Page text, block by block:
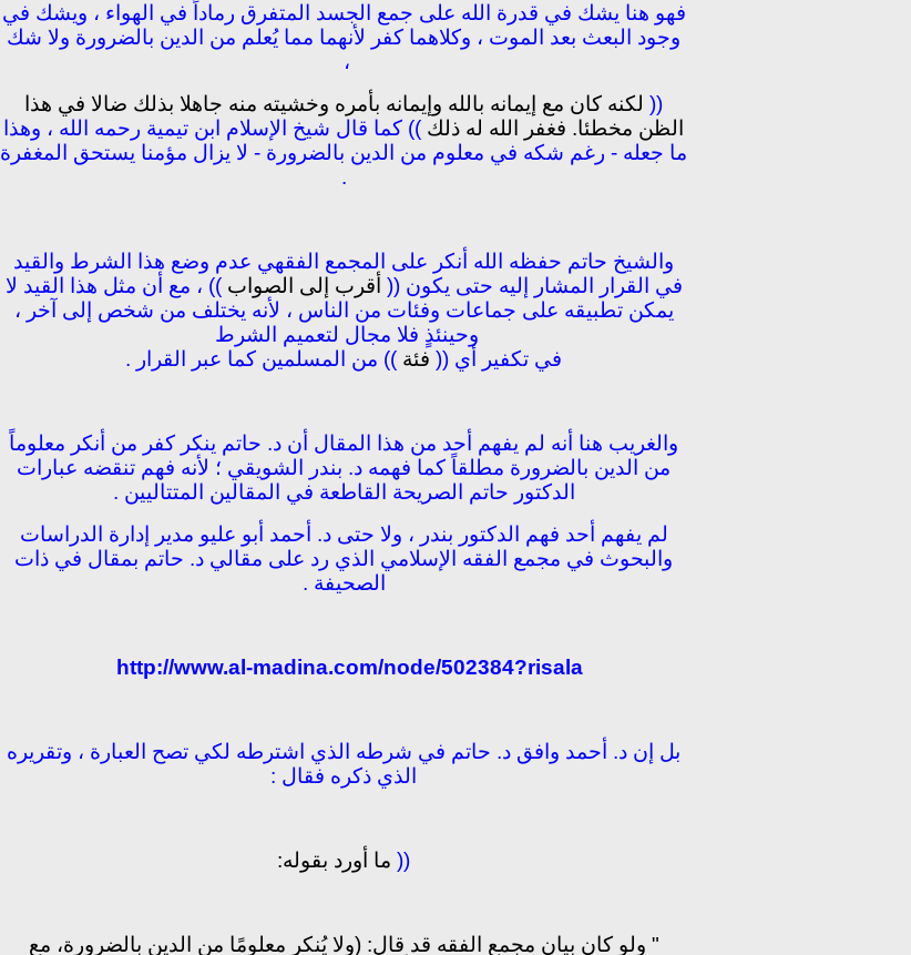
فهو هنا يشك في قدرة الله على جمع الجسد المتفرق رماداً في الهواء ، ويشك في
وجود البعث بعد الموت ، وكلاهما كفر لأنهما مما يُعلم من الدين بالضرورة ولا شك
،
(( لكنه كان مع إيمانه بالله وإيمانه بأمره وخشيته منه جاهلا بذلك ضالا في هذا
الظن مخطئا. فغفر الله له ذلك )) كما قال شيخ الإسلام ابن تيمية رحمه الله ، وهذا
ما جعله - رغم شكه في معلوم من الدين بالضرورة - لا يزال مؤمنا يستحق المغفرة
.
والشيخ حاتم حفظه الله أنكر على المجمع الفقهي عدم وضع هذا الشرط والقيد
في القرار المشار إليه حتى يكون (( أقرب إلى الصواب )) ، مع أن مثل هذا القيد لا
يمكن تطبيقه على جماعات وفئات من الناس ، لأنه يختلف من شخص إلى آخر ،
وحينئذٍ فلا مجال لتعميم الشرط
في تكفير أي (( فئة )) من المسلمين كما عبر القرار .
والغريب هنا أنه لم يفهم أحد من هذا المقال أن د. حاتم ينكر كفر من أنكر معلوماً
من الدين بالضرورة مطلقاً كما فهمه د. بندر الشويقي ؛ لأنه فهم تنقضه عبارات
الدكتور حاتم الصريحة القاطعة في المقالين المتتاليين .
لم يفهم أحد فهم الدكتور بندر ، ولا حتى د. أحمد أبو عليو مدير إدارة الدراسات
والبحوث في مجمع الفقه الإسلامي الذي رد على مقالي د. حاتم بمقال في ذات
الصحيفة .
http://www.al-madina.com/node/502384?risala
بل إن د. أحمد وافق د. حاتم في شرطه الذي اشترطه لكي تصح العبارة ، وتقريره
الذي ذكره فقال :
(( ما أورد بقوله:
" ولو كان بيان مجمع الفقه قد قال: (ولا يُنكر معلومًا من الدين بالضرورة، مع